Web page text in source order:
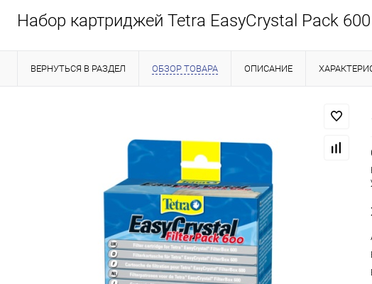
Набор картриджей Tetra ЕasyCrystal Pack
ВЕРНУТЬСЯ В РАЗДЕЛ ОБЗОР ТОВАРА ОПИСАНИЕ